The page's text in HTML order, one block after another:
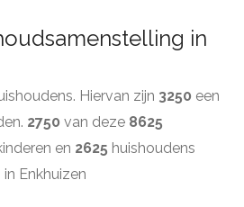
in
Hiervan zijn 3250 een
2750 van deze 8625
en 2625 huishoudens
Enkhuizen